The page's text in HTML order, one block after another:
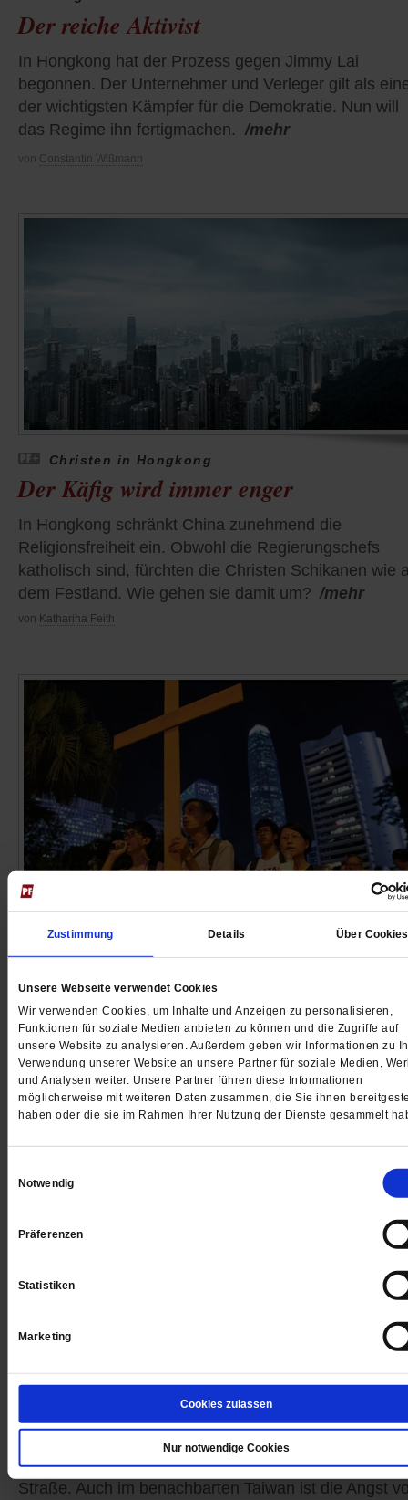
Zustimmung Details Über Cookies
Unsere Webseite verwendet Cookies
Wir verwenden Cookies, um Inhalte und Anzeigen zu personalisieren,
Funktionen für soziale Medien anbieten zu können und die Zugriffe auf
unsere Website zu analysieren. Außerdem geben wir Informationen zu
Verwendung unserer Website an unsere Partner für soziale Medien,
und Analysen weiter. Unsere Partner führen diese Informationen
möglicherweise mit weiteren Daten zusammen, die Sie ihnen
haben oder die sie im Rahmen Ihrer Nutzung der Dienste gesammelt
Notwendig
Präferenzen
Statistiken
Marketing
Cookies zulassen
Nur notwendige Cookies
Der reiche Aktivist
In Hongkong hat der Prozess gegen Jimmy Lai
begonnen. Der Unternehmer und Verleger gilt als
der wichtigsten Kämpfer für die Demokratie. Nun will
das Regime ihn fertigmachen. /mehr
von Constantin Wißmann
Christen in Hongkong
Der Käfig wird immer enger
In Hongkong schränkt China zunehmend die
Religionsfreiheit ein. Obwohl die Regierungschefs
katholisch sind, fürchten die Christen Schikanen wie
dem Festland. Wie gehen sie damit um? /mehr
von Katharina Feith
»Gott führt uns durch die dunkle
China setzt Hongkong immer mehr unter Druck. Seit
1. Juli ist das Sicherheitsgesetz in Kraft. Es dient vor
dazu, Oppositionelle zu unterdrücken. Religiöse
in Hongkong ringen mit ihrer Rolle im Kampf um die
Demokratie. /mehr
vonKristin Shi-Kupfer
Heute Hongkong, morgen Taiwan?
In Hongkong gehen Zehntausende für Demokratie
Straße. Auch im benachbarten Taiwan ist die Angst